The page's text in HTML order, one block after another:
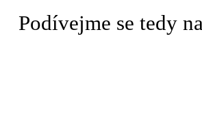
Podívejme se tedy